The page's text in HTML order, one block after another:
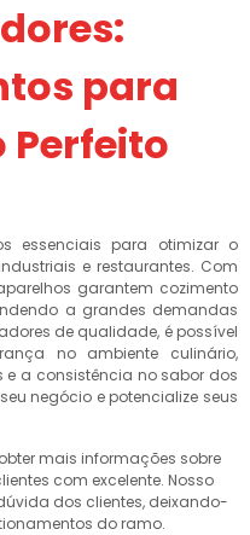
para
Perfeito
essenciais para otimizar o
e restaurantes. Com
garantem cozimento
a grandes demandas
de qualidade, é possível
no ambiente culinário,
a consistência no sabor dos
negócio e potencialize seus
mais informações sobre
com excelente. Nosso
dos clientes, deixando-
do ramo.